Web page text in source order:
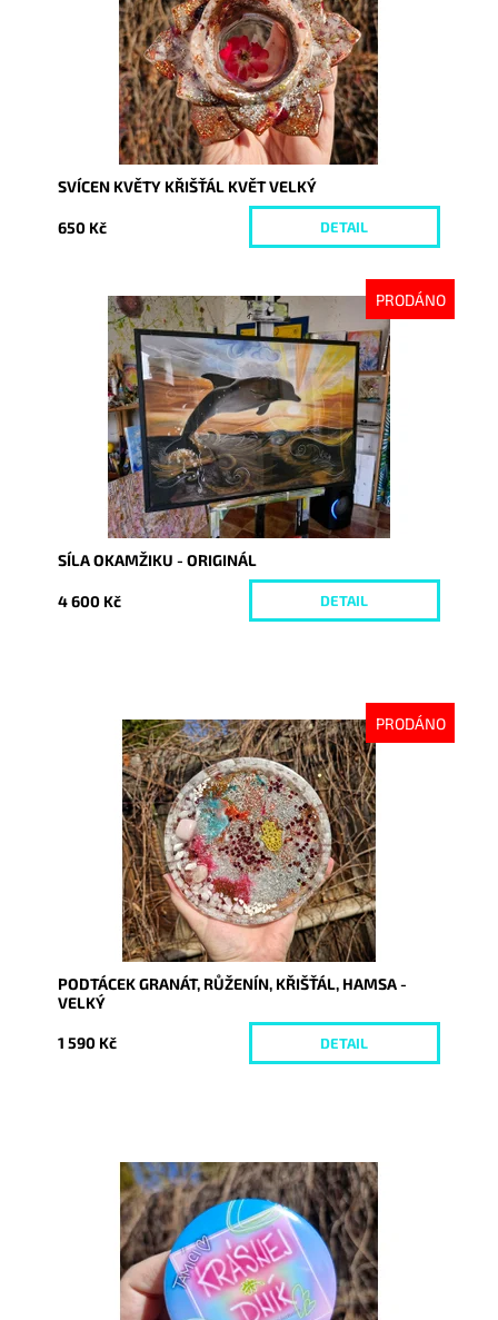
SVÍCEN KVĚTY KŘIŠŤÁL KVĚT VELKÝ
650 Kč DETAIL
PRODÁNO
Dostupnost:
Vyprodáno
10073
SÍLA OKAMŽIKU - ORIGINÁL
4 600 Kč DETAIL
PRODÁNO
Dostupnost:
Vyprodáno
10135
PODTÁCEK GRANÁT, RŮŽENÍN, KŘIŠŤÁL, HAMSA -
VELKÝ
1 590 Kč DETAIL
Dostupnost:
Skladem
10146